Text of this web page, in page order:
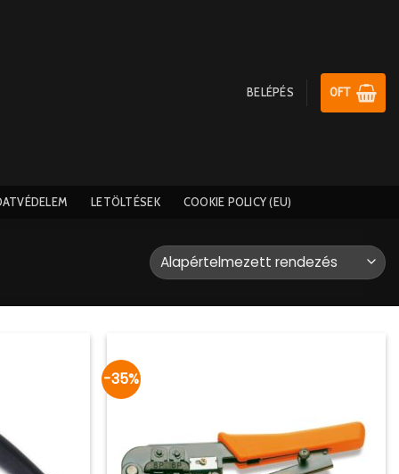
BELÉPÉS 0FT
LETÖLTÉSEK COOKIE POLICY (EU)
-35%